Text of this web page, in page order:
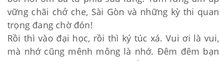
vững chãi chở che, Sài Gòn và những kỳ thi quan
trọng đang chờ đón!
Rồi thì vào đại học, rồi thì ký túc xá. Vui ơi là vui,
mà nhớ cũng mênh mông là nhớ. Đêm đêm bạn